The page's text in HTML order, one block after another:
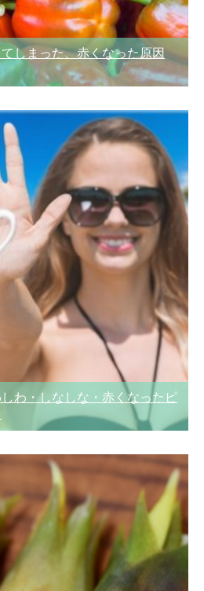
しまった、赤くなった原因
わ・しなしな・赤くなったピ